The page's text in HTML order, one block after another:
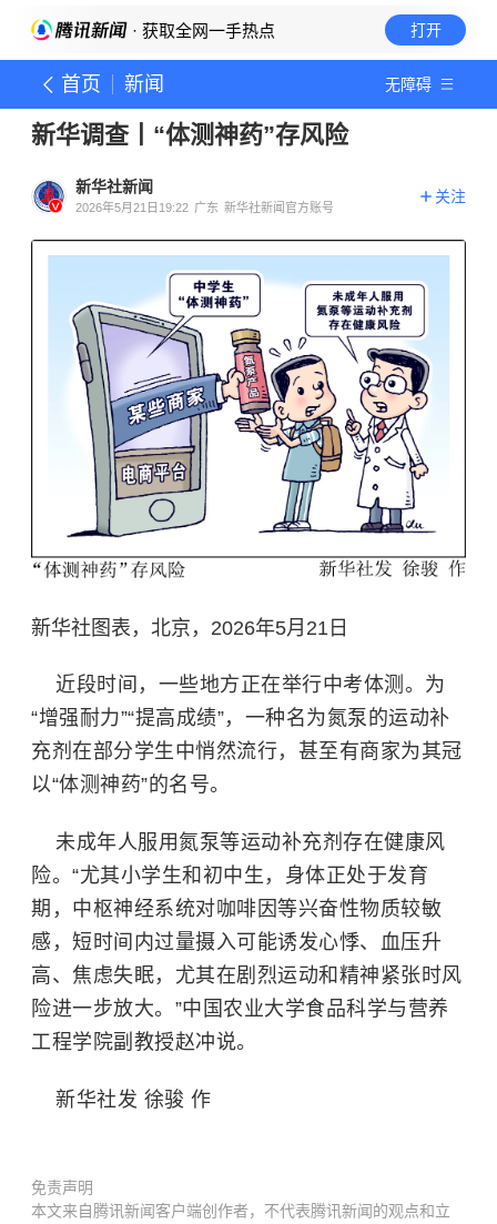
· 获取全网一手热点 打开
首页 新闻 无障碍
新华调查丨“体测神药”存风险
新华社新闻
2026年5月21日19:22 广东 新华社新闻官方账号
关注
新华社图表，北京，2026年5月21日
近段时间，一些地方正在举行中考体测。为
“增强耐力”“提高成绩”，一种名为氮泵的运动补
充剂在部分学生中悄然流行，甚至有商家为其冠
以“体测神药”的名号。
未成年人服用氮泵等运动补充剂存在健康风
险。“尤其小学生和初中生，身体正处于发育
期，中枢神经系统对咖啡因等兴奋性物质较敏
感，短时间内过量摄入可能诱发心悸、血压升
高、焦虑失眠，尤其在剧烈运动和精神紧张时风
险进一步放大。”中国农业大学食品科学与营养
工程学院副教授赵冲说。
新华社发 徐骏 作
免责声明
本文来自腾讯新闻客户端创作者，不代表腾讯新闻的观点和立